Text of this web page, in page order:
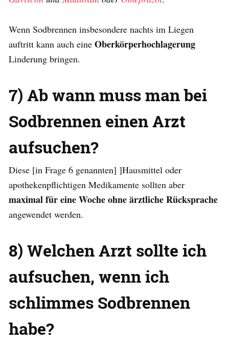
Wenn Sodbrennen insbesondere nachts im Liegen
auftritt kann auch eine Oberkörperhochlagerung
Linderung bringen.
7) Ab wann muss man bei
Sodbrennen einen Arzt
aufsuchen?
Diese [in Frage 6 genannten] ]Hausmittel oder
apothekenpflichtigen Medikamente sollten aber
maximal für eine Woche ohne ärztliche Rücksprache
angewendet werden.
8) Welchen Arzt sollte ich
aufsuchen, wenn ich
schlimmes Sodbrennen
habe?